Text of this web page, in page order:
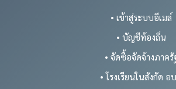
• เข้าสู่ระบบอีเมล์
• บัญชีท้องถิ่น
• จัดซื้อจัดจ้างภาครั
• โรงเรียนในสังกัด อ